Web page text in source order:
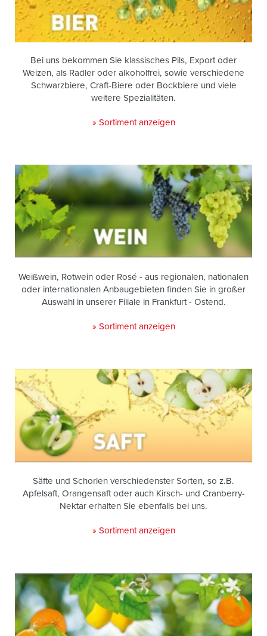
Bei uns bekommen Sie klassisches Pils, Export oder
Weizen, als Radler oder alkoholfrei, sowie verschiedene
Schwarzbiere, Craft-Biere oder Bockbiere und viele
weitere Spezialitäten.
» Sortiment anzeigen
Weißwein, Rotwein oder Rosé - aus regionalen, nationalen
oder internationalen Anbaugebieten finden Sie in großer
Auswahl in unserer Filiale in Frankfurt - Ostend.
» Sortiment anzeigen
Säfte und Schorlen verschiedenster Sorten, so z.B.
Apfelsaft, Orangensaft oder auch Kirsch- und Cranberry-
Nektar erhalten Sie ebenfalls bei uns.
» Sortiment anzeigen